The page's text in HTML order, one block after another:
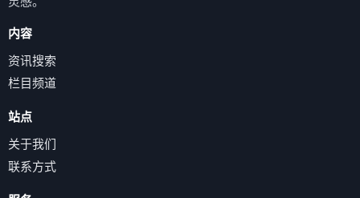
内容
资讯搜索
栏目频道
站点
关于我们
联系方式